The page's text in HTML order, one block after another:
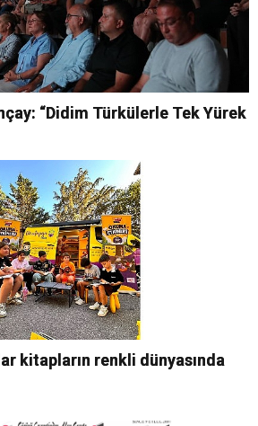
“Didim Türkülerle Tek Yürek
kitapların renkli dünyasında